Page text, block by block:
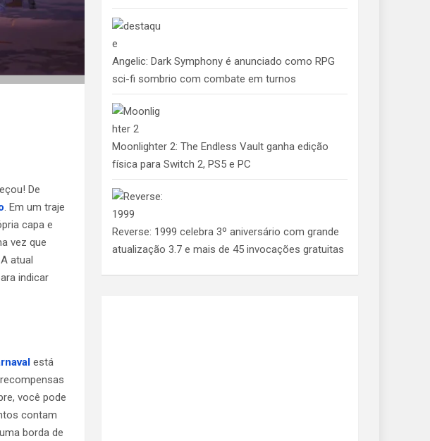
De
. Em um traje
capa e
vez que
atual
indicar
está
você pode
contam
borda de
Angelic: Dark Symphony é anunciado como RPG
sci-fi sombrio com combate em turnos
Moonlighter 2: The Endless Vault ganha edição
física para Switch 2, PS5 e PC
Reverse: 1999 celebra 3º aniversário com grande
atualização 3.7 e mais de 45 invocações gratuitas